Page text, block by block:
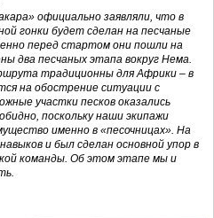
официально заявляли, что в
гонки будет сделан на песчаные
перед стартом они пошли на
два песчаных этапа вокруг Нема.
традиционны для Африки – в
на обострение ситуации с
участки песков оказались
поскольку наши экипажи
именно в «песочницах». На
и был сделан основной упор в
команды. Об этом этапе мы и